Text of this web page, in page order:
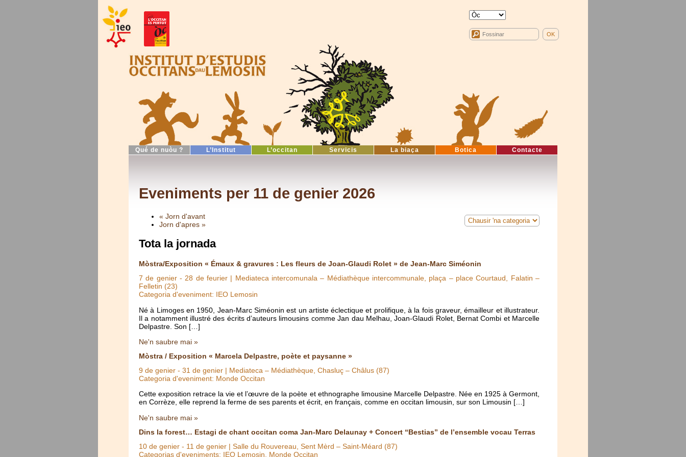
Qué de nuòu ? L’Institut L’occitan Servicis La biaça Botica Contacte
Eveniments per 11 de genier 2026
« Jorn d'avant
Jorn d'apres »
Tota la jornada
Mòstra/Exposition « Émaux & gravures : Les fleurs de Joan-Glaudi Rolet » de Jean-Marc Siméonin
7 de genier-28 de feurier | Mediateca intercomunala – Médiathèque intercommunale, plaça – place Courtaud, Falatin –
Felletin (23)
Categoria d'eveniment: IEO Lemosin
Né à Limoges en 1950, Jean-Marc Siméonin est un artiste éclectique et prolifique, à la fois graveur, émailleur et illustrateur.
Il a notamment illustré des écrits d’auteurs limousins comme Jan dau Melhau, Joan-Glaudi Rolet, Bernat Combi et Marcelle
Delpastre. Son […]
Ne'n saubre mai »
Mòstra / Exposition « Marcela Delpastre, poète et paysanne »
9 de genier - 31 de genier | Mediateca – Médiathèque, Chasluç – Châlus (87)
Categoria d'eveniment: Monde Occitan
Cette exposition retrace la vie et l’œuvre de la poète et ethnographe limousine Marcelle Delpastre. Née en 1925 à Germont,
en Corrèze, elle reprend la ferme de ses parents et écrit, en français, comme en occitan limousin, sur son Limousin […]
Ne'n saubre mai »
Dins la forest… Estagi de chant occitan coma Jan-Marc Delaunay + Concert “Bestias” de l’ensemble vocau Terras
10 de genier - 11 de genier | Salle du Rouvereau, Sent Mèrd – Saint-Méard (87)
Categorias d'eveniments: IEO Lemosin, Monde Occitan